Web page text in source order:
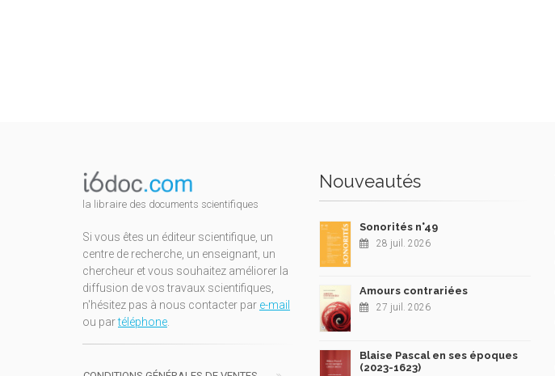
la libraire des documents scientifiques
Si vous êtes un éditeur scientifique, un
centre de recherche, un enseignant, un
chercheur et vous souhaitez améliorer la
diffusion de vos travaux scientifiques,
n'hésitez pas à nous contacter par e-mail
ou partéléphone.
Nouveautés
Sonorités n°49
28 juil. 2026
Amours contrariées
27 juil. 2026
Blaise Pascal en ses époques
(2023-1623)